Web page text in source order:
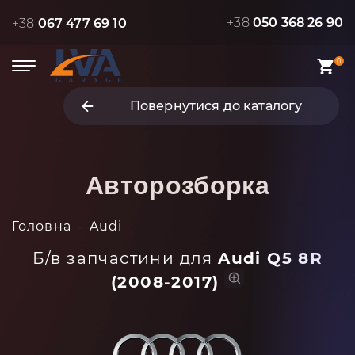
+38 067 477 69 10 +38 050 368 26 90
0
Повернутися до каталогу
Авторозборка
Головна Audi
Б/в запчастини дляAudi Q5 8R
(2008-2017)